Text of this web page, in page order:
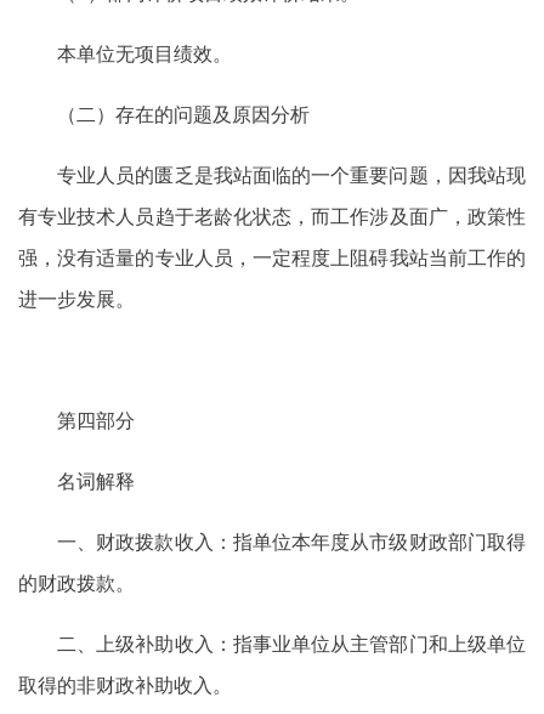
本单位无项目绩效。
（二）存在的问题及原因分析
专业人员的匮乏是我站面临的一个重要问题，因我站现
有专业技术人员趋于老龄化状态，而工作涉及面广，政策性
强，没有适量的专业人员，一定程度上阻碍我站当前工作的
进一步发展。
第四部分
名词解释
一、财政拨款收入：指单位本年度从市级财政部门取得
的财政拨款。
二、上级补助收入：指事业单位从主管部门和上级单位
取得的非财政补助收入。